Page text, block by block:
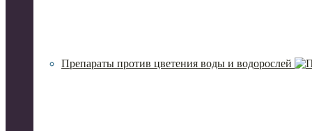
Препараты против цветения воды и водорослей